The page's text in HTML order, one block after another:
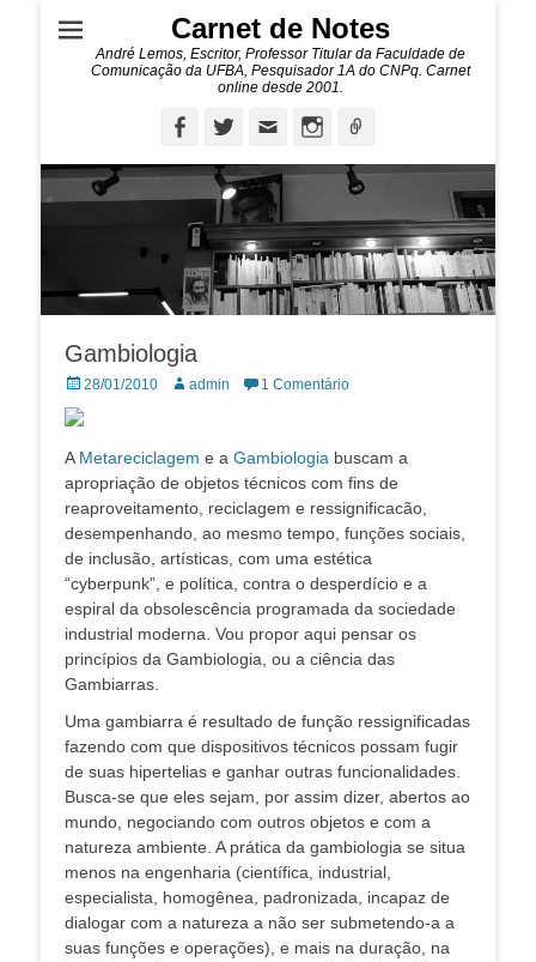
Carnet de Notes
André Lemos, Escritor, Professor Titular da Faculdade de
Comunicação da UFBA, Pesquisador 1A do CNPq. Carnet
online desde 2001.
FacebookTwitterEmail Instagram
Gambiologia
Posted
on
28/01/2010 Autor:admin 1 Comentário
AMetareciclagem e a Gambiologia buscam a
apropriação de objetos técnicos com fins de
reaproveitamento, reciclagem e ressignificacão,
desempenhando, ao mesmo tempo, funções sociais,
de inclusão, artísticas, com uma estética
“cyberpunk”, e política, contra o desperdício e a
espiral da obsolescência programada da sociedade
industrial moderna. Vou propor aqui pensar os
princípios da Gambiologia, ou a ciência das
Gambiarras.
Uma gambiarra é resultado de função ressignificadas
fazendo com que dispositivos técnicos possam fugir
de suas hipertelias e ganhar outras funcionalidades.
Busca-se que eles sejam, por assim dizer, abertos ao
mundo, negociando com outros objetos e com a
natureza ambiente. A prática da gambiologia se situa
menos na engenharia (científica, industrial,
especialista, homogênea, padronizada, incapaz de
dialogar com a natureza a não ser submetendo-a a
suas funções e operações), e mais na duração, na